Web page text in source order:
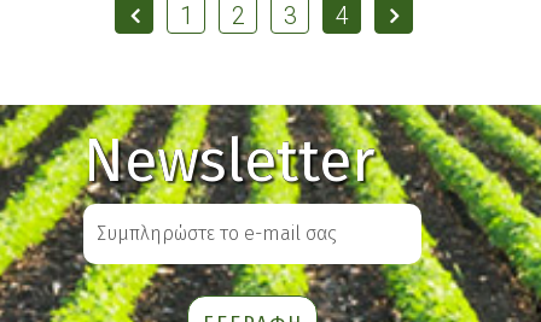
1 2 3 4
Newsletter